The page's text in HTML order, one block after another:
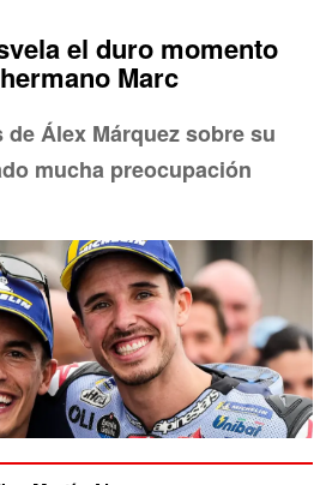
el duro momento
Marc
Álex Márquez sobre su
mucha preocupación